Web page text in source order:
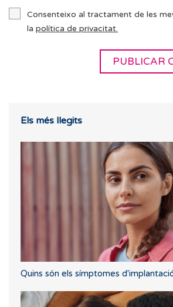
Consenteixo al tractament de les
la política de privacitat.
Els més llegits
Quins són els símptomes